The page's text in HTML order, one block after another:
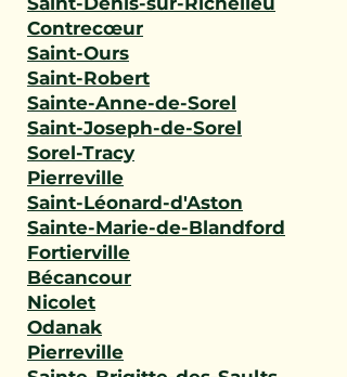
Contrecœur
Saint-Ours
Saint-Robert
Sainte-Anne-de-Sorel
Saint-Joseph-de-Sorel
Sorel-Tracy
Pierreville
Saint-Léonard-d'Aston
Sainte-Marie-de-Blandford
Fortierville
Bécancour
Nicolet
Odanak
Pierreville